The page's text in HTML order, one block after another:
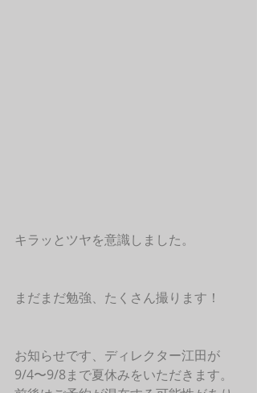
キラッとツヤを意識しました。
まだまだ勉強、たくさん撮ります！
お知らせです、ディレクター江田が
9/4〜9/8まで夏休みをいただきます。